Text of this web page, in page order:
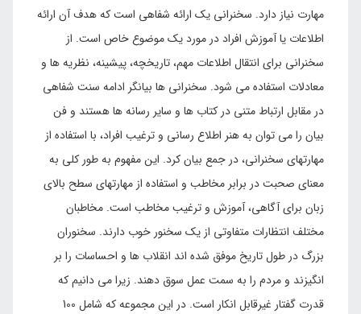
مهارت نیاز دارد. سخنرانی یک ارائه شفاهی است که هدف آن ارائه
اطلاعات یا آموزش افراد در مورد یک موضوع خاص است. از
سخنرانی برای انتقال اطلاعات مهم، تاریخچه، پیشینه، نظریه ها و
معادلات استفاده می شود. سخنرانی ها بیانگر ادامه سنت شفاهی
در مقابل ارتباط متنی در کتاب ها و سایر رسانه ها هستند و فن
بیان را می توان به هنر اطلاع رسانی و ترغیب افراد، با استفاده از
مهارتهای سخنرانی، در جمع بیان کرد. این مفهوم به طور کلی به
معنای صحبت در برابر مخاطب و استفاده از مهارتهای سطح بالای
زبان برای آگاهی، آموزش و ترغیب مخاطب است. مخاطبان
مختلف انتظارات متفاوتی از یک سخنور خوب دارند. سخنوران
بزرگ در طول تاریخ موفق شده اند انقلاب ها و احساسات را بر
انگیزند و مردم را به سمت عمل سوق دهند. زیرا می دانیم که
قدرت گفتار غیرقابل انکار است. در این مجموعه که شامل 100